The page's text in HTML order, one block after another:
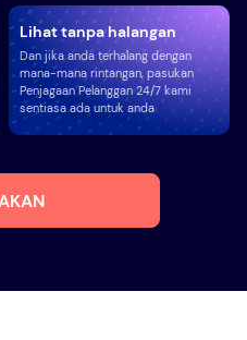
Lihat tanpa halangan
Dan jika anda terhalang dengan
mana-mana rintangan, pasukan
Penjagaan Pelanggan 24/7 kami
sentiasa ada untuk anda